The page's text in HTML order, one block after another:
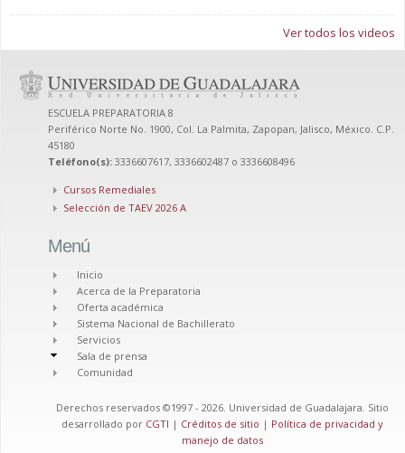
Ver todos los videos
ESCUELA PREPARATORIA 8
Periférico Norte No. 1900, Col. La Palmita, Zapopan, Jalisco, México. C.P.
45180
Teléfono(s): 3336607617, 3336602487 o 3336608496
Cursos Remediales
Selección de TAEV 2026 A
Menú
Inicio
Acerca de la Preparatoria
Oferta académica
Sistema Nacional de Bachillerato
Servicios
Sala de prensa
Comunidad
Derechos reservados ©1997 - 2026. Universidad de Guadalajara. Sitio
desarrollado por CGTI | Créditos de sitio | Política de privacidad y
manejo de datos